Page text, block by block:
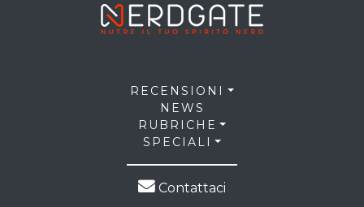
RECENSIONI
NEWS
RUBRICHE
SPECIALI
Contattaci